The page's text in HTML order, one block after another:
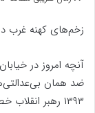
زخم‌های کهنه‌ غرب
آنچه امروز در
ضد همان
۱۳۹۳ رهبر انقلاب خطاب به جوانان اروپا و آمریکای شمالی، آمده بود.